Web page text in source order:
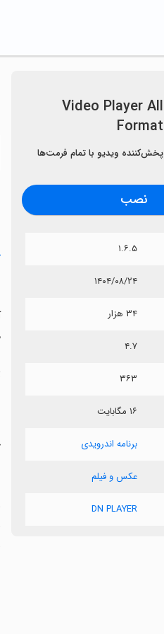
Video Player All
Format
پخش‌کننده ویدیو با تمام فرمت‌ها
نصب
۱.۶.۵
۱۴۰۴/۰۸/۲۴
۳۴ هزار
۴.۷
۳۶۳
۱۶ مگابایت
برنامه اندرویدی
عکس و فیلم
DN PLAYER